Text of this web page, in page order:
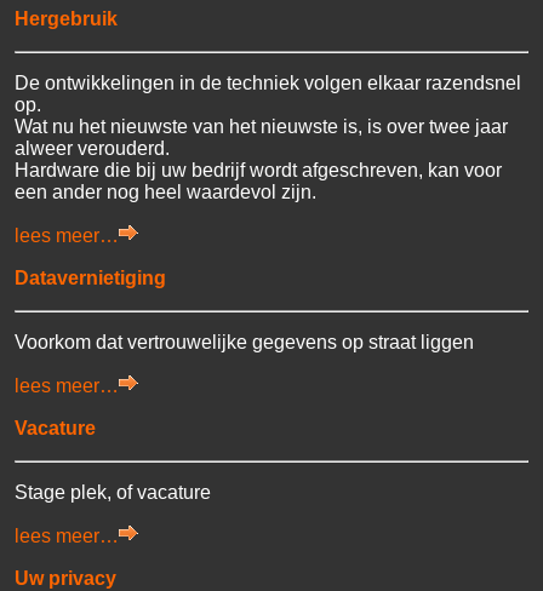
Hergebruik
De ontwikkelingen in de techniek volgen elkaar razendsnel
op.
Wat nu het nieuwste van het nieuwste is, is over twee jaar
alweer verouderd.
Hardware die bij uw bedrijf wordt afgeschreven, kan voor
een ander nog heel waardevol zijn.
lees meer…
Datavernietiging
Voorkom dat vertrouwelijke gegevens op straat liggen
lees meer…
Vacature
Stage plek, of vacature
lees meer…
Uw privacy